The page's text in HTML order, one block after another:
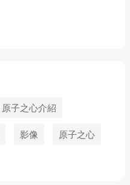
原子之心介紹
影像 原子之心